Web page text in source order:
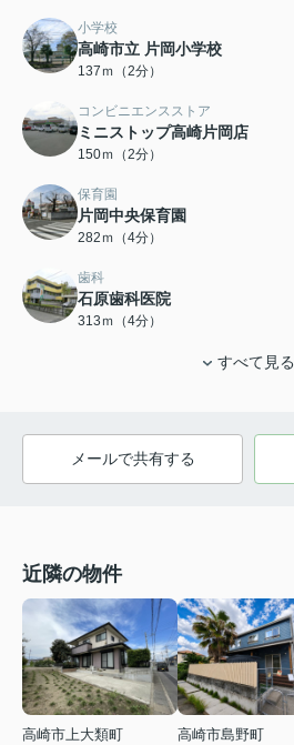
小学校
高崎市立 片岡小学校
137ｍ（2分）
コンビニエンスストア
ミニストップ高崎片岡店
150ｍ（2分）
保育園
片岡中央保育園
282ｍ（4分）
歯科
石原歯科医院
313ｍ（4分）
すべて見る
メールで共有する
近隣の物件
高崎市上大類町
高崎市島野町